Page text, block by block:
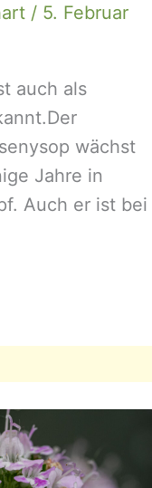
/ 5. Februar
auch als
wächst
Jahre in
Auch er ist bei